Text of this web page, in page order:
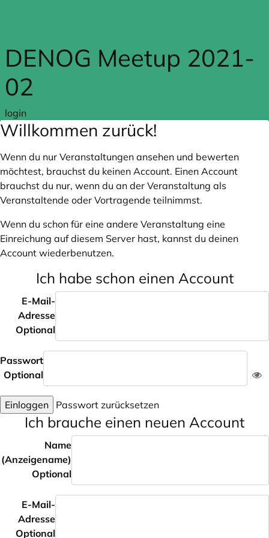
DENOG Meetup 2021-
02
login
Willkommen zurück!
Wenn du nur Veranstaltungen ansehen und bewerten
möchtest, brauchst du keinen Account. Einen Account
brauchst du nur, wenn du an der Veranstaltung als
Veranstaltende oder Vortragende teilnimmst.
Wenn du schon für eine andere Veranstaltung eine
Einreichung auf diesem Server hast, kannst du deinen
Account wiederbenutzen.
Ich habe schon einen Account
E-Mail-
Adresse
Optional
Passwort
Optional
Einloggen Passwort zurücksetzen
Ich brauche einen neuen Account
Name
(Anzeigename)
Optional
E-Mail-
Adresse
Optional